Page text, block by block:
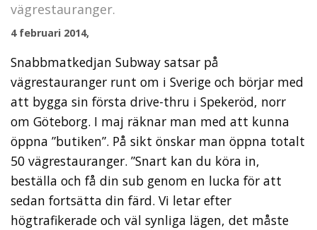
vägrestauranger.
4 februari 2014,
Snabbmatkedjan Subway satsar på
vägrestauranger runt om i Sverige och börjar med
att bygga sin första drive-thru i Spekeröd, norr
om Göteborg. I maj räknar man med att kunna
öppna ”butiken”. På sikt önskar man öppna totalt
50 vägrestauranger. ”Snart kan du köra in,
beställa och få din sub genom en lucka för att
sedan fortsätta din färd. Vi letar efter
högtrafikerade och väl synliga lägen, det måste